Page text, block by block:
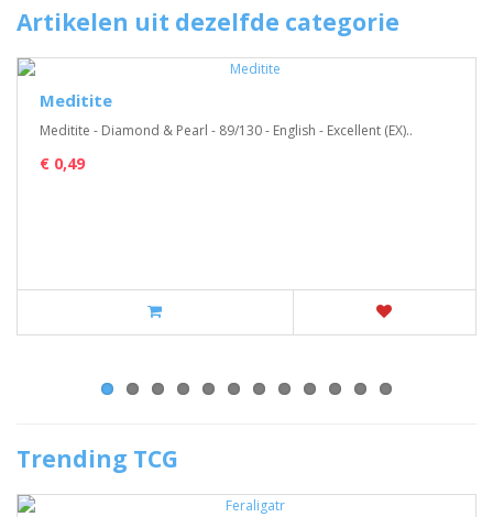
Artikelen uit dezelfde categorie
Meditite
Meditite - Diamond & Pearl - 89/130 - English - Excellent (EX)..
€ 0,49
Trending TCG